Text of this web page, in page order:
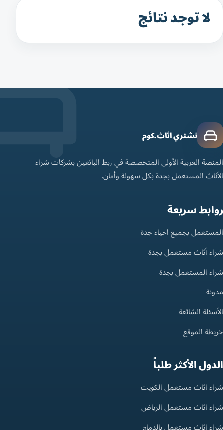
لا توجد نتائج
نشتري اثاث.كوم
المنصة العربية الأولى المتخصصة في ربط البائعين بشركات شراء
الأثاث المستعمل بجدة بكل سهولة وأمان.
روابط سريعة
المستعمل بجميع احياء جدة
شراء أثاث مستعمل بجدة
شراء المستعمل بجدة
مدونة
الأسئلة الشائعة
خريطة الموقع
الدول الأكثر طلباً
شراء اثاث مستعمل الكويت
شراء اثاث مستعمل الرياض
شراء اثاث مستعمل بالدمام